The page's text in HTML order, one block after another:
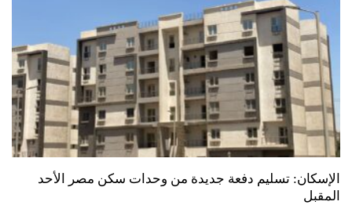
الإسكان: تسليم دفعة جديدة من وحدات سكن مصر الأحد
المقبل